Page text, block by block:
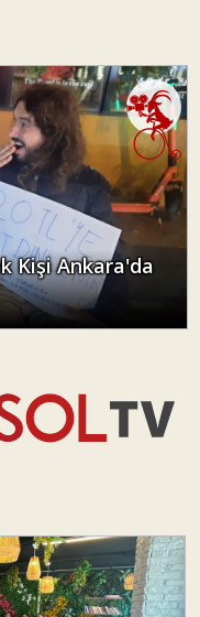
Kişi Ankara'da